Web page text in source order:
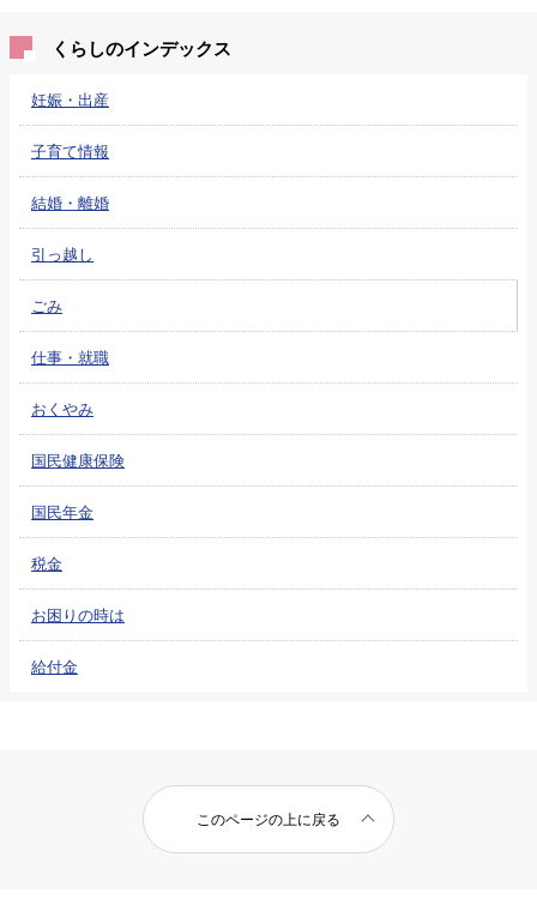
くらしのインデックス
妊娠・出産
子育て情報
結婚・離婚
引っ越し
ごみ
仕事・就職
おくやみ
国民健康保険
国民年金
税金
お困りの時は
給付金
このページの上に戻る